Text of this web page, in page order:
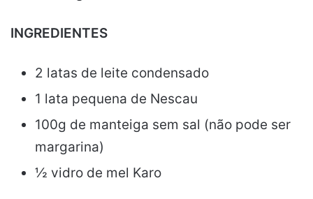
INGREDIENTES
2 latas de leite condensado
1 lata pequena de Nescau
100g de manteiga sem sal (não pode ser
margarina)
½ vidro de mel Karo